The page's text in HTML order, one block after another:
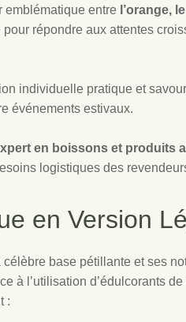
emblématique entre l’orange,
pour répondre aux attentes
individuelle pratique et
événements estivaux.
en boissons et produits
logistiques des
en Version
base pétillante et ses
à l’utilisation d’édulcorants
: